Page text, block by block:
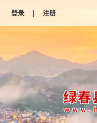
登录 | 注册